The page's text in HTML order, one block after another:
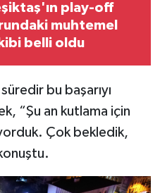
play-off
muhtemel
belli oldu
bu başarıyı
“Şu an kutlama için
Çok bekledik,